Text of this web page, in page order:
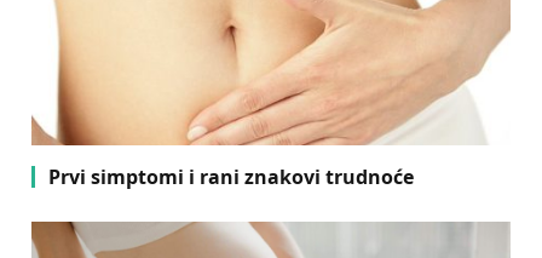
Prvi simptomi i rani znakovi trudnoće